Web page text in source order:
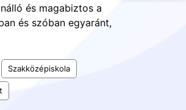
és magabiztos a
és szóban egyaránt,
Szakközépiskola